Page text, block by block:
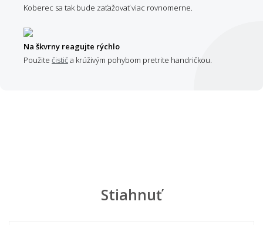
Koberec sa tak bude zaťažovať viac rovnomerne.
Na škvrny reagujte rýchlo
Použite čističa krúživým pohybom pretrite handričkou.
Stiahnuť